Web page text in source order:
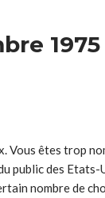
1975
Vous êtes trop
public des Etats-
nombre de